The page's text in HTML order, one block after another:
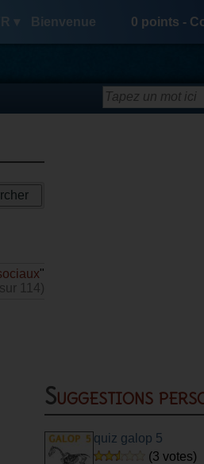
▾ Bienvenue 0 points -
"
114)
Suggestions
quiz galop 5
(3 votes)